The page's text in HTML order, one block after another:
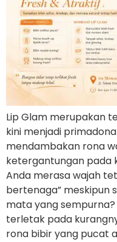
Lip Glam merupakan
kini menjadi
mendambakan rona
ketergantungan pada
Anda merasa wajah
bertenaga” meskipun
mata yang
terletak pada
rona bibir yang pucat